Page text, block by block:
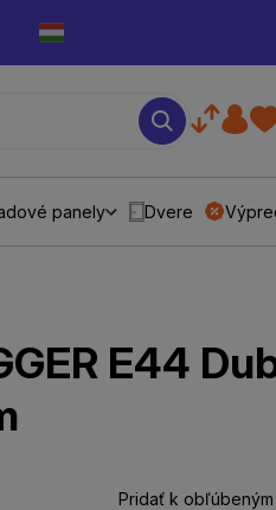
panely Dvere
E44
Pridať k obľúbeným